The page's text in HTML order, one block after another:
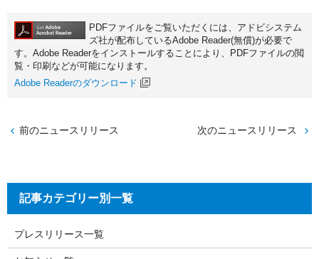
PDFファイルをご覧いただくには、アドビシステム
ズ社が配布しているAdobe Reader(無償)が必要で
す。Adobe Readerをインストールすることにより、PDFファイルの閲
覧・印刷などが可能になります。
Adobe Readerのダウンロード
前のニュースリリース 次のニュースリリース
記事カテゴリー別一覧
プレスリリース一覧